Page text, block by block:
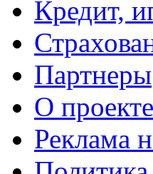
Кредит,
Партнеры
O проекте
Реклама